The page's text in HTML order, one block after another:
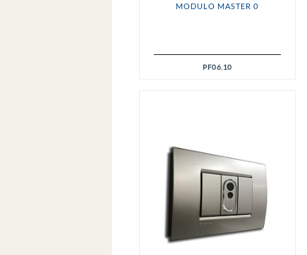
MODULO MASTER 0
PF06.10